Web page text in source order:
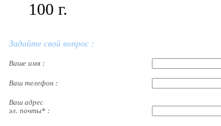
100 г.
Задайте свой вопрос :
Ваше имя :
Ваш телефон :
Ваш адрес
эл. почты* :